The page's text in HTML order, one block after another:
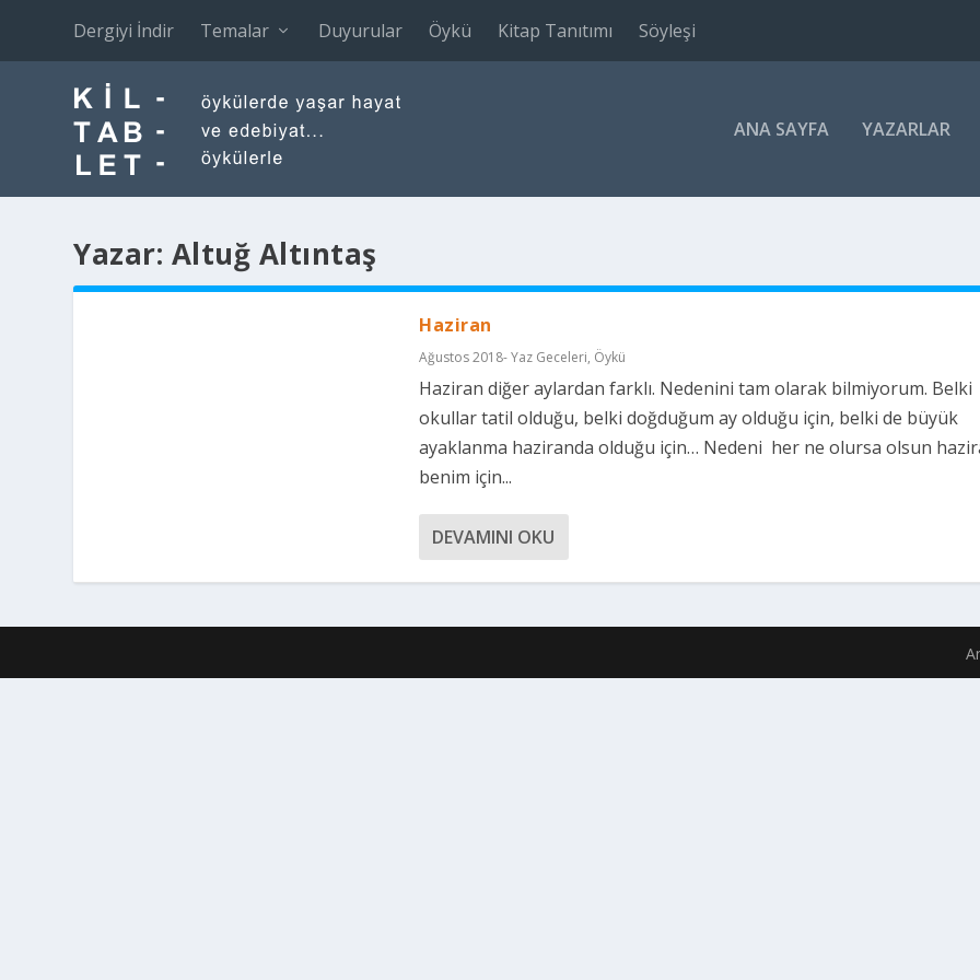
Dergiyi İndir Temalar Duyurular Öykü Kitap Tanıtımı Söyleşi
ANA SAYFA YAZARLAR
Yazar: Altuğ Altıntaş
Haziran
Ağustos 2018- Yaz Geceleri, Öykü
Haziran diğer aylardan farklı. Nedenini tam olarak bilmiyorum. Belki
okullar tatil olduğu, belki doğduğum ay olduğu için, belki de büyük
ayaklanma haziranda olduğu için… Nedeni her ne olursa olsun
benim için...
DEVAMINI OKU